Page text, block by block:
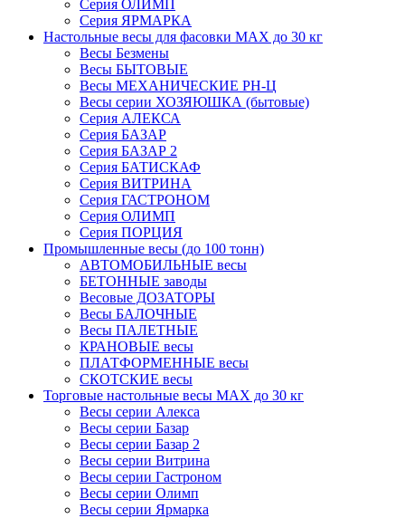
Серия ОЛИМП
Серия ЯРМАРКА
Настольные весы для фасовки MAX до 30 кг
Весы Безмены
Весы БЫТОВЫЕ
Весы МЕХАНИЧЕСКИЕ РН-Ц
Весы серии ХОЗЯЮШКА (бытовые)
Серия АЛЕКСА
Серия БАЗАР
Серия БАЗАР 2
Серия БАТИСКАФ
Серия ВИТРИНА
Серия ГАСТРОНОМ
Серия ОЛИМП
Серия ПОРЦИЯ
Промышленные весы (до 100 тонн)
АВТОМОБИЛЬНЫЕ весы
БЕТОННЫЕ заводы
Весовые ДОЗАТОРЫ
Весы БАЛОЧНЫЕ
Весы ПАЛЕТНЫЕ
КРАНОВЫЕ весы
ПЛАТФОРМЕННЫЕ весы
СКОТСКИЕ весы
Торговые настольные весы MAX до 30 кг
Весы серии Алекса
Весы серии Базар
Весы серии Базар 2
Весы серии Витрина
Весы серии Гастроном
Весы серии Олимп
Весы серии Ярмарка